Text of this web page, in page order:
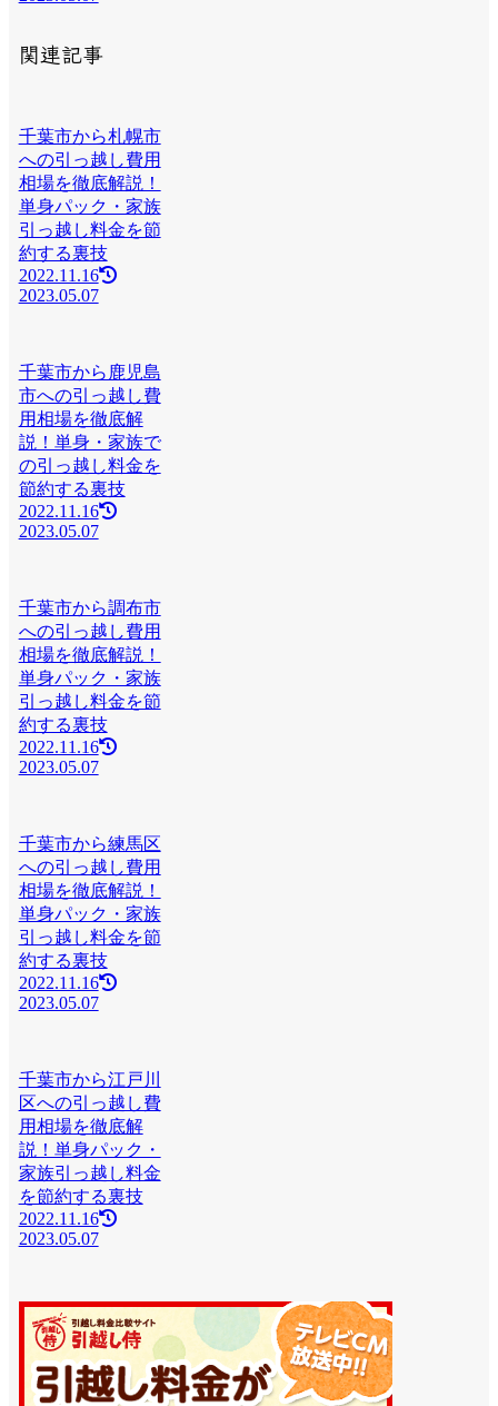
関連記事
千葉市から札幌市
への引っ越し費用
相場を徹底解説！
単身パック・家族
引っ越し料金を節
約する裏技
2022.11.16
2023.05.07
千葉市から鹿児島
市への引っ越し費
用相場を徹底解
説！単身・家族で
の引っ越し料金を
節約する裏技
2022.11.16
2023.05.07
千葉市から調布市
への引っ越し費用
相場を徹底解説！
単身パック・家族
引っ越し料金を節
約する裏技
2022.11.16
2023.05.07
千葉市から練馬区
への引っ越し費用
相場を徹底解説！
単身パック・家族
引っ越し料金を節
約する裏技
2022.11.16
2023.05.07
千葉市から江戸川
区への引っ越し費
用相場を徹底解
説！単身パック・
家族引っ越し料金
を節約する裏技
2022.11.16
2023.05.07